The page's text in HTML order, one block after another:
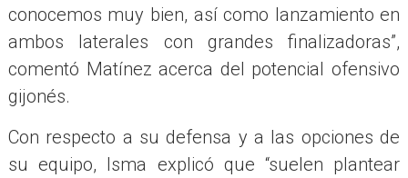
conocemos muy bien, así como lanzamiento en
ambos laterales con grandes finalizadoras”,
comentó Matínez acerca del potencial ofensivo
gijonés.
Con respecto a su defensa y a las opciones de
su equipo, Isma explicó que “suelen plantear